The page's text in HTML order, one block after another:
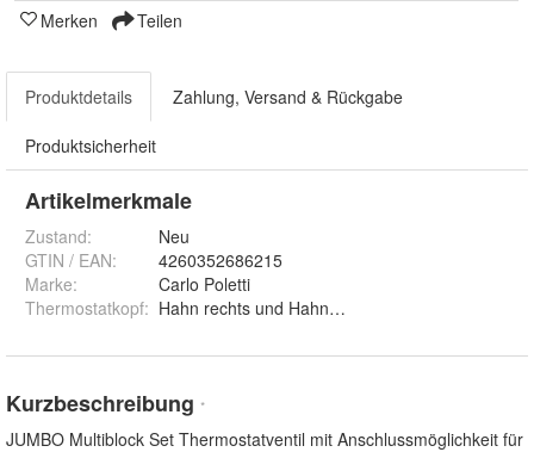
Merken Teilen
Produktdetails Zahlung, Versand & Rückgabe
Produktsicherheit
Artikelmerkmale
Zustand:
Neu
GTIN / EAN:
4260352686215
Marke:
Carlo Poletti
Thermostatkopf: Hahn rechts und Hahn links
Kurzbeschreibung *
JUMBO Multiblock Set Thermostatventil mit Anschlussmöglichkeit für